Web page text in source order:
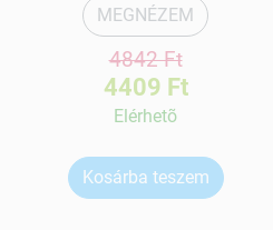
MEGNÉZEM
4842 Ft
4409 Ft
Elérhetõ
Kosárba teszem